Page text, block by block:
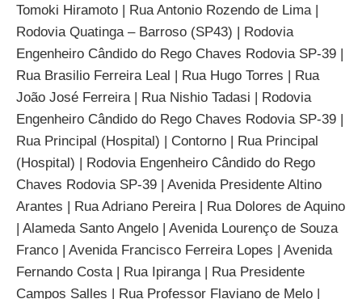
Tomoki Hiramoto | Rua Antonio Rozendo de Lima |
Rodovia Quatinga – Barroso (SP43) | Rodovia
Engenheiro Cândido do Rego Chaves Rodovia SP-39 |
Rua Brasilio Ferreira Leal | Rua Hugo Torres | Rua
João José Ferreira | Rua Nishio Tadasi | Rodovia
Engenheiro Cândido do Rego Chaves Rodovia SP-39 |
Rua Principal (Hospital) | Contorno | Rua Principal
(Hospital) | Rodovia Engenheiro Cândido do Rego
Chaves Rodovia SP-39 | Avenida Presidente Altino
Arantes | Rua Adriano Pereira | Rua Dolores de Aquino
| Alameda Santo Angelo | Avenida Lourenço de Souza
Franco | Avenida Francisco Ferreira Lopes | Avenida
Fernando Costa | Rua Ipiranga | Rua Presidente
Campos Salles | Rua Professor Flaviano de Melo |